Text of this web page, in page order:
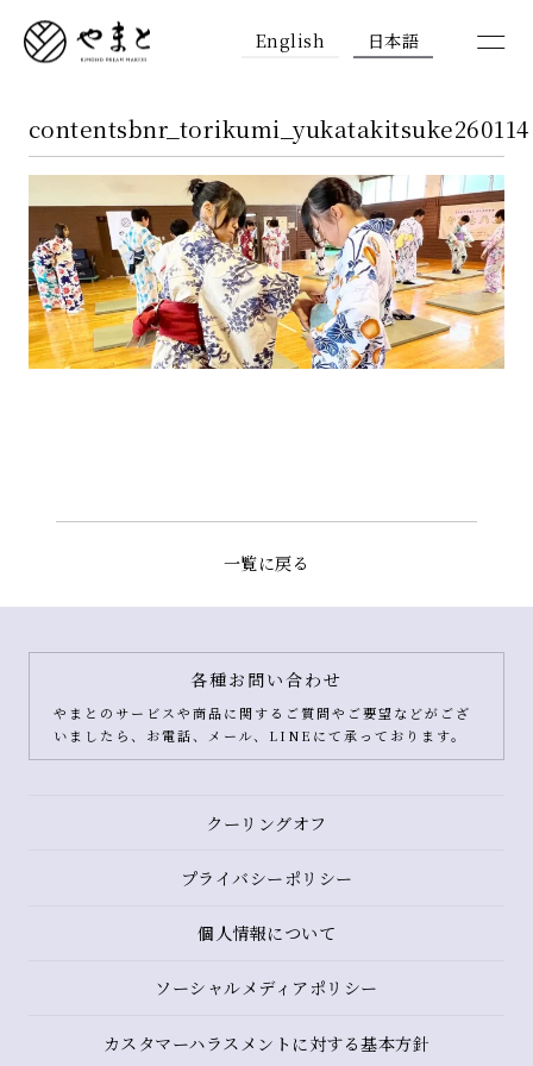
English 日本語
contentsbnr_torikumi_yukatakitsuke260114
一覧に戻る
各種お問い合わせ
やまとのサービスや商品に関するご質問やご要望などがござ
いましたら、お電話、メール、LINEにて承っております。
クーリングオフ
プライバシーポリシー
個人情報について
ソーシャルメディアポリシー
カスタマーハラスメントに対する基本方針